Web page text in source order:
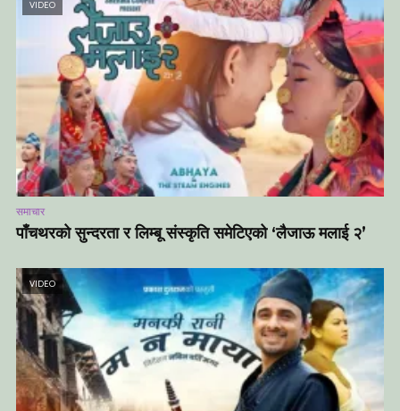
VIDEO
समाचार
पाँचथरको सुन्दरता र लिम्बू संस्कृति समेटिएको ‘लैजाऊ मलाई २’
VIDEO